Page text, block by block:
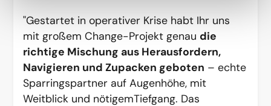
"Gestartet in operativer Krise habt Ihr uns
mit großem Change-Projekt genau die
richtige Mischung aus Herausfordern,
Navigieren und Zupacken geboten – echte
Sparringspartner auf Augenhöhe, mit
Weitblick und nötigemTiefgang. Das